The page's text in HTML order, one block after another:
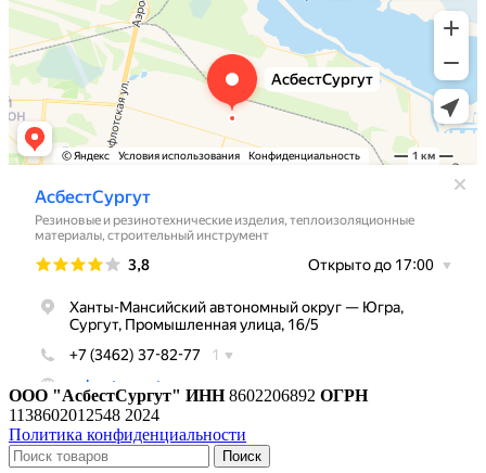
ООО "АсбестСургут" ИНН8602206892 ОГРН
1138602012548 2024
Политика конфиденциальности
Поиск